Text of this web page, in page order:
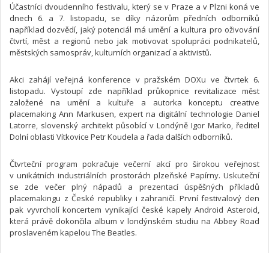
Účastníci dvoudenního festivalu, který se v Praze a v Plzni koná ve
dnech 6. a 7. listopadu, se díky názorům předních odborníků
například dozvědí, jaký potenciál má umění a kultura pro oživování
čtvrtí, měst a regionů nebo jak motivovat spolupráci podnikatelů,
městských samospráv, kulturních organizací a aktivistů.
Akci zahájí veřejná konference v pražském DOXu ve čtvrtek 6.
listopadu. Vystoupí zde například průkopnice revitalizace měst
založené na umění a kultuře a autorka konceptu creative
placemaking Ann Markusen, expert na digitální technologie Daniel
Latorre, slovenský architekt působící v Londýně Igor Marko, ředitel
Dolní oblasti Vítkovice Petr Koudela a řada dalších odborníků.
Čtvrteční program pokračuje večerní akcí pro širokou veřejnost
v unikátních industriálních prostorách plzeňské Papírny. Uskuteční
se zde večer plný nápadů a prezentací úspěšných příkladů
placemakingu z České republiky i zahraničí. První festivalový den
pak vyvrcholí koncertem vynikající české kapely Android Asteroid,
která právě dokončila album v londýnském studiu na Abbey Road
proslaveném kapelou The Beatles.